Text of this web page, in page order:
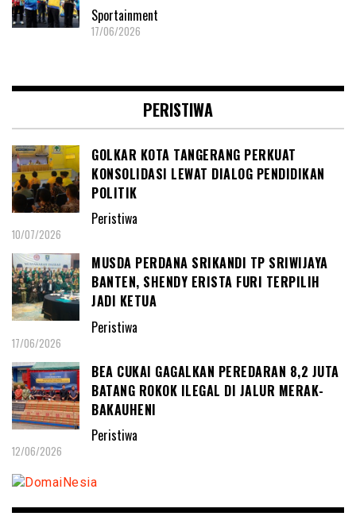
Sportainment
17/06/2026
PERISTIWA
GOLKAR KOTA TANGERANG PERKUAT
KONSOLIDASI LEWAT DIALOG PENDIDIKAN
POLITIK
Peristiwa
10/07/2026
MUSDA PERDANA SRIKANDI TP SRIWIJAYA
BANTEN, SHENDY ERISTA FURI TERPILIH
JADI KETUA
Peristiwa
17/06/2026
BEA CUKAI GAGALKAN PEREDARAN 8,2 JUTA
BATANG ROKOK ILEGAL DI JALUR MERAK-
BAKAUHENI
Peristiwa
12/06/2026